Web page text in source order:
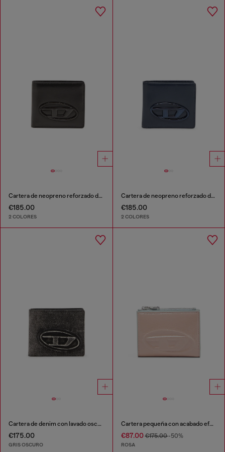
Cartera de neopreno reforzado de piel
€185.00
2 COLORES
Cartera de neopreno reforzado de piel
€185.00
2 COLORES
Cartera de denim con lavado oscuro
€175.00
GRIS OSCURO
Cartera pequeña con acabado efecto charol
€87.00€175.00-50%
ROSA